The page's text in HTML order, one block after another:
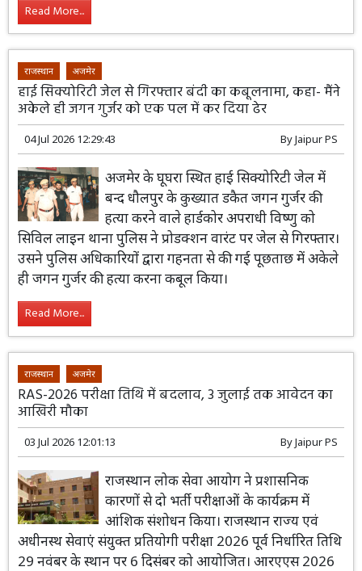
Read More...
राजस्थान अजमेर
हाई सिक्योरिटी जेल से गिरफ्तार बंदी का कबूलनामा, कहा- मैंने
अकेले ही जगन गुर्जर को एक पल में कर दिया ढेर
04 Jul 2026 12:29:43 ByJaipur PS
अजमेर के घूघरा स्थित हाई सिक्योरिटी जेल में
बन्द धौलपुर के कुख्यात डकैत जगन गुर्जर की
हत्या करने वाले हार्डकोर अपराधी विष्णु को
सिविल लाइन थाना पुलिस ने प्रोडक्शन वारंट पर जेल से गिरफ्तार।
उसने पुलिस अधिकारियों द्वारा गहनता से की गई पूछताछ में अकेले
ही जगन गुर्जर की हत्या करना कबूल किया।
Read More...
राजस्थान अजमेर
RAS-2026 परीक्षा तिथि में बदलाव, 3 जुलाई तक आवेदन का
आखिरी मौका
03 Jul 2026 12:01:13 ByJaipur PS
राजस्थान लोक सेवा आयोग ने प्रशासनिक
कारणों से दो भर्ती परीक्षाओं के कार्यक्रम में
आंशिक संशोधन किया। राजस्थान राज्य एवं
अधीनस्थ सेवाएं संयुक्त प्रतियोगी परीक्षा 2026 पूर्व निर्धारित तिथि
29 नवंबर के स्थान पर 6 दिसंबर को आयोजित। आरएएस 2026